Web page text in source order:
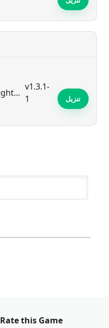
​The Legend of Zelda: Twilight Princess (Dusklight)
v1.3.1-
1
تنزيل
Rate this Game